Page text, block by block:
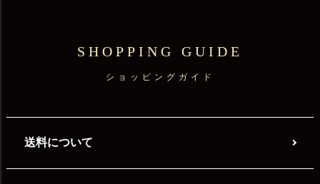
SHOPPING GUIDE
ショッピングガイド
送料について